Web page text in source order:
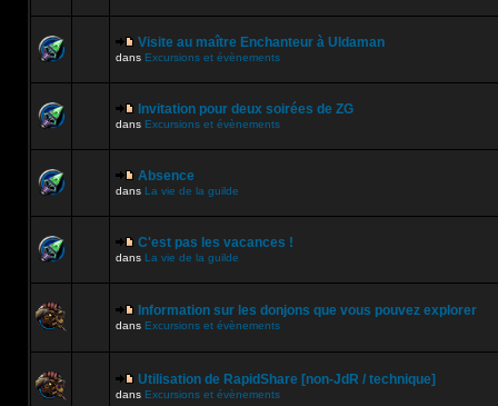
Visite au maître Enchanteur à Uldaman
dans Excursions et évènements
Invitation pour deux soirées de ZG
dans Excursions et évènements
Absence
dans La vie de la guilde
C'est pas les vacances !
dans La vie de la guilde
Information sur les donjons que vous pouvez explorer
dans Excursions et évènements
Utilisation de RapidShare [non-JdR / technique]
dans Excursions et évènements